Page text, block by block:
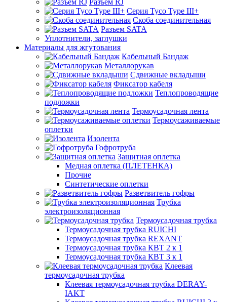
Разъем RJ
Серия Tyco Type III+
Скоба соединительная
Разъем SATA
Уплотнители, заглушки
Материалы для жгутования
Кабельный Бандаж
Металлорукав
Сдвижные вкладыши
Фиксатор кабеля
Теплопроводящие
подложки
Термоусадочная лента
Термоусаживаемые
оплетки
Изолента
Гофротруба
Защитная оплетка
Медная оплетка (ПЛЕТЕНКА)
Прочие
Синтетические оплетки
Разветвитель гофры
Трубка
электроизоляционная
Термоусадочная трубка
Термоусадочная трубка RUICHI
Термоусадочная трубка REXANT
Термоусадочная трубка КВТ 2 к 1
Термоусадочная трубка КВТ 3 к 1
Клеевая
термоусадочная трубка
Клеевая термоусадочная трубка DERAY-
IAKT